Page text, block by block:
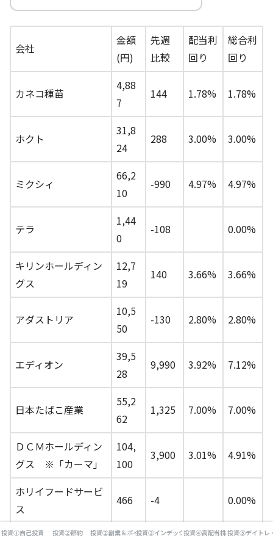
会社
金額
(円)
先週
比較
配当利
回り
総合利
回り
カネコ種苗
4,88
7
144 1.78% 1.78%
ホクト
31,8
24
288 3.00% 3.00%
ミクシィ
66,2
10
-990 4.97% 4.97%
テラ
1,44
0
-108 0.00%
キリンホールディン
グス
12,7
19
140 3.66% 3.66%
アダストリア
10,5
50
-130 2.80% 2.80%
エディオン
39,5
28
9,990 3.92% 7.12%
日本たばこ産業
55,2
62
1,325 7.00% 7.00%
ＤＣＭホールディン
グス ※「カーマ」
104,
100
3,900 3.01% 4.91%
ホリイフードサービ
ス
466 -4 0.00%
サンマルクホールデ 1,48
投資①自己投資 投資②節約 投資②副業＆ポイ活投資③インデックス投資投資④高配当株投資⑤デイトレ